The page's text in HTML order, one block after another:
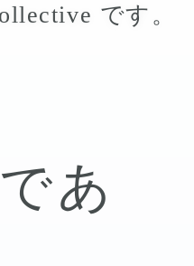
です。
あ